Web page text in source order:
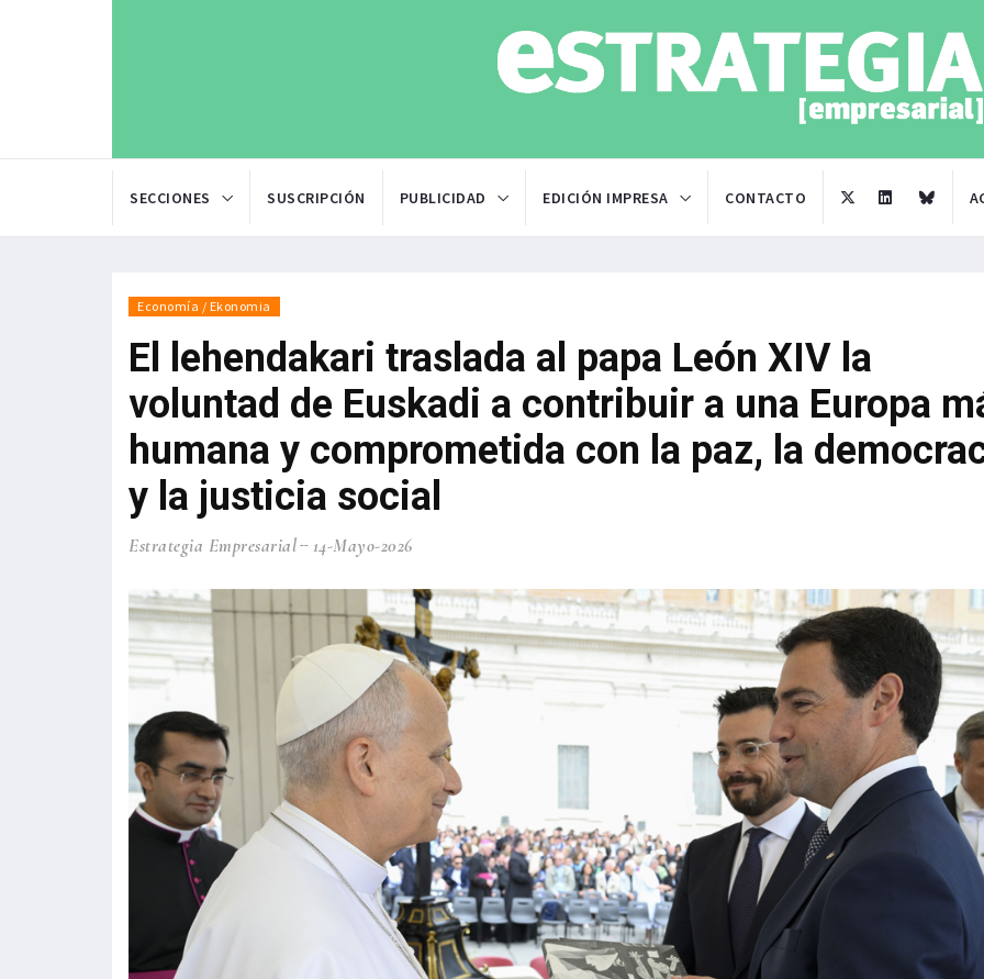
SECCIONES SUSCRIPCIÓN PUBLICIDAD EDICIÓN IMPRESA CONTACTO
Economía / Ekonomia
El lehendakari traslada al papa León XIV la
voluntad de Euskadi a contribuir a una Europa
humana y comprometida con la paz, la
y la justicia social
Estrategia Empresarial 14-Mayo-2026